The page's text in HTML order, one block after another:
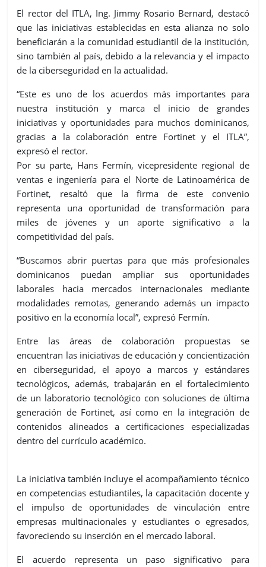
El rector del ITLA, Ing. Jimmy Rosario Bernard, destacó
que las iniciativas establecidas en esta alianza no solo
beneficiarán a la comunidad estudiantil de la institución,
sino también al país, debido a la relevancia y el impacto
de la ciberseguridad en la actualidad.
“Este es uno de los acuerdos más importantes para
nuestra institución y marca el inicio de grandes
iniciativas y oportunidades para muchos dominicanos,
gracias a la colaboración entre Fortinet y el ITLA”,
expresó el rector.
Por su parte, Hans Fermín, vicepresidente regional de
ventas e ingeniería para el Norte de Latinoamérica de
Fortinet, resaltó que la firma de este convenio
representa una oportunidad de transformación para
miles de jóvenes y un aporte significativo a la
competitividad del país.
“Buscamos abrir puertas para que más profesionales
dominicanos puedan ampliar sus oportunidades
laborales hacia mercados internacionales mediante
modalidades remotas, generando además un impacto
positivo en la economía local”, expresó Fermín.
Entre las áreas de colaboración propuestas se
encuentran las iniciativas de educación y concientización
en ciberseguridad, el apoyo a marcos y estándares
tecnológicos, además, trabajarán en el fortalecimiento
de un laboratorio tecnológico con soluciones de última
generación de Fortinet, así como en la integración de
contenidos alineados a certificaciones especializadas
dentro del currículo académico.
La iniciativa también incluye el acompañamiento técnico
en competencias estudiantiles, la capacitación docente y
el impulso de oportunidades de vinculación entre
empresas multinacionales y estudiantes o egresados,
favoreciendo su inserción en el mercado laboral.
El acuerdo representa un paso significativo para